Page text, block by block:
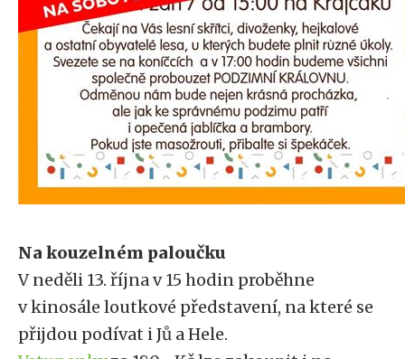
Na kouzelném paloučku
V neděli 13. října v 15 hodin proběhne
v kinosále loutkové představení, na které se
přijdou podívat i Jů a Hele.